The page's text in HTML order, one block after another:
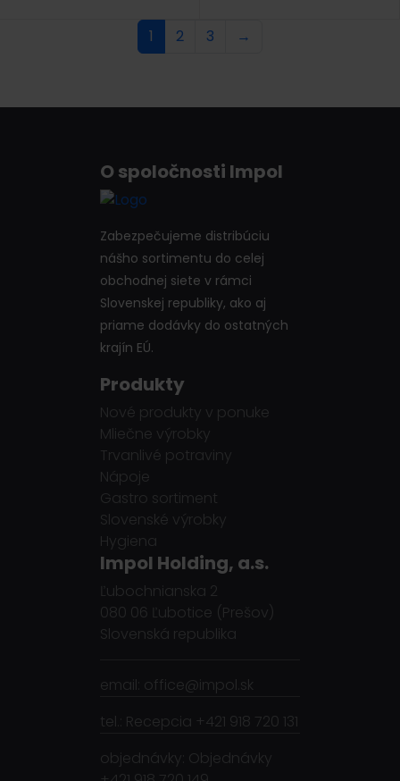
1 2 3 →
O spoločnosti Impol
Zabezpečujeme distribúciu
nášho sortimentu do celej
obchodnej siete v rámci
Slovenskej republiky, ako aj
priame dodávky do ostatných
krajín EÚ.
Produkty
Nové produkty v ponuke
Mliečne výrobky
Trvanlivé potraviny
Nápoje
Gastro sortiment
Slovenské výrobky
Hygiena
Impol Holding, a.s.
Ľubochnianska 2
080 06 Ľubotice (Prešov)
Slovenská republika
email: office@impol.sk
tel.: Recepcia +421 918 720 131
objednávky: Objednávky